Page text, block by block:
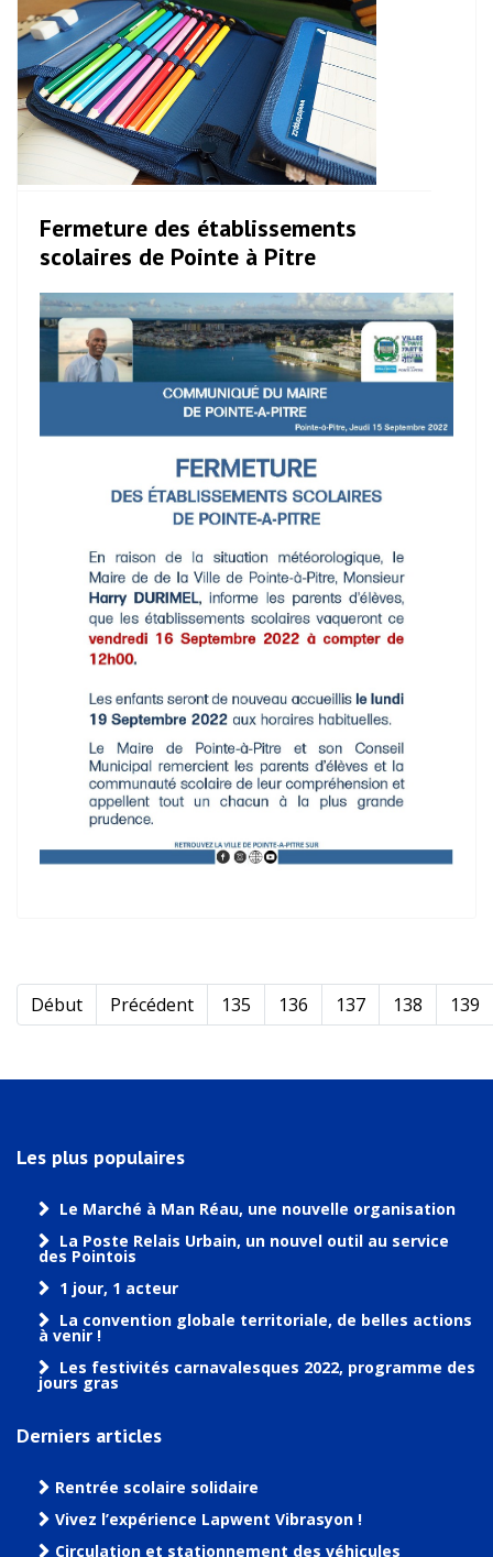
Fermeture des établissements
scolaires de Pointe à Pitre
Début Précédent 135 136 137 138 139
Les plus populaires
Le Marché à Man Réau, une nouvelle organisation
La Poste Relais Urbain, un nouvel outil au service
des Pointois
1 jour, 1 acteur
La convention globale territoriale, de belles actions
à venir !
Les festivités carnavalesques 2022, programme des
jours gras
Derniers articles
Rentrée scolaire solidaire
Vivez l’expérience Lapwent Vibrasyon !
Circulation et stationnement des véhicules